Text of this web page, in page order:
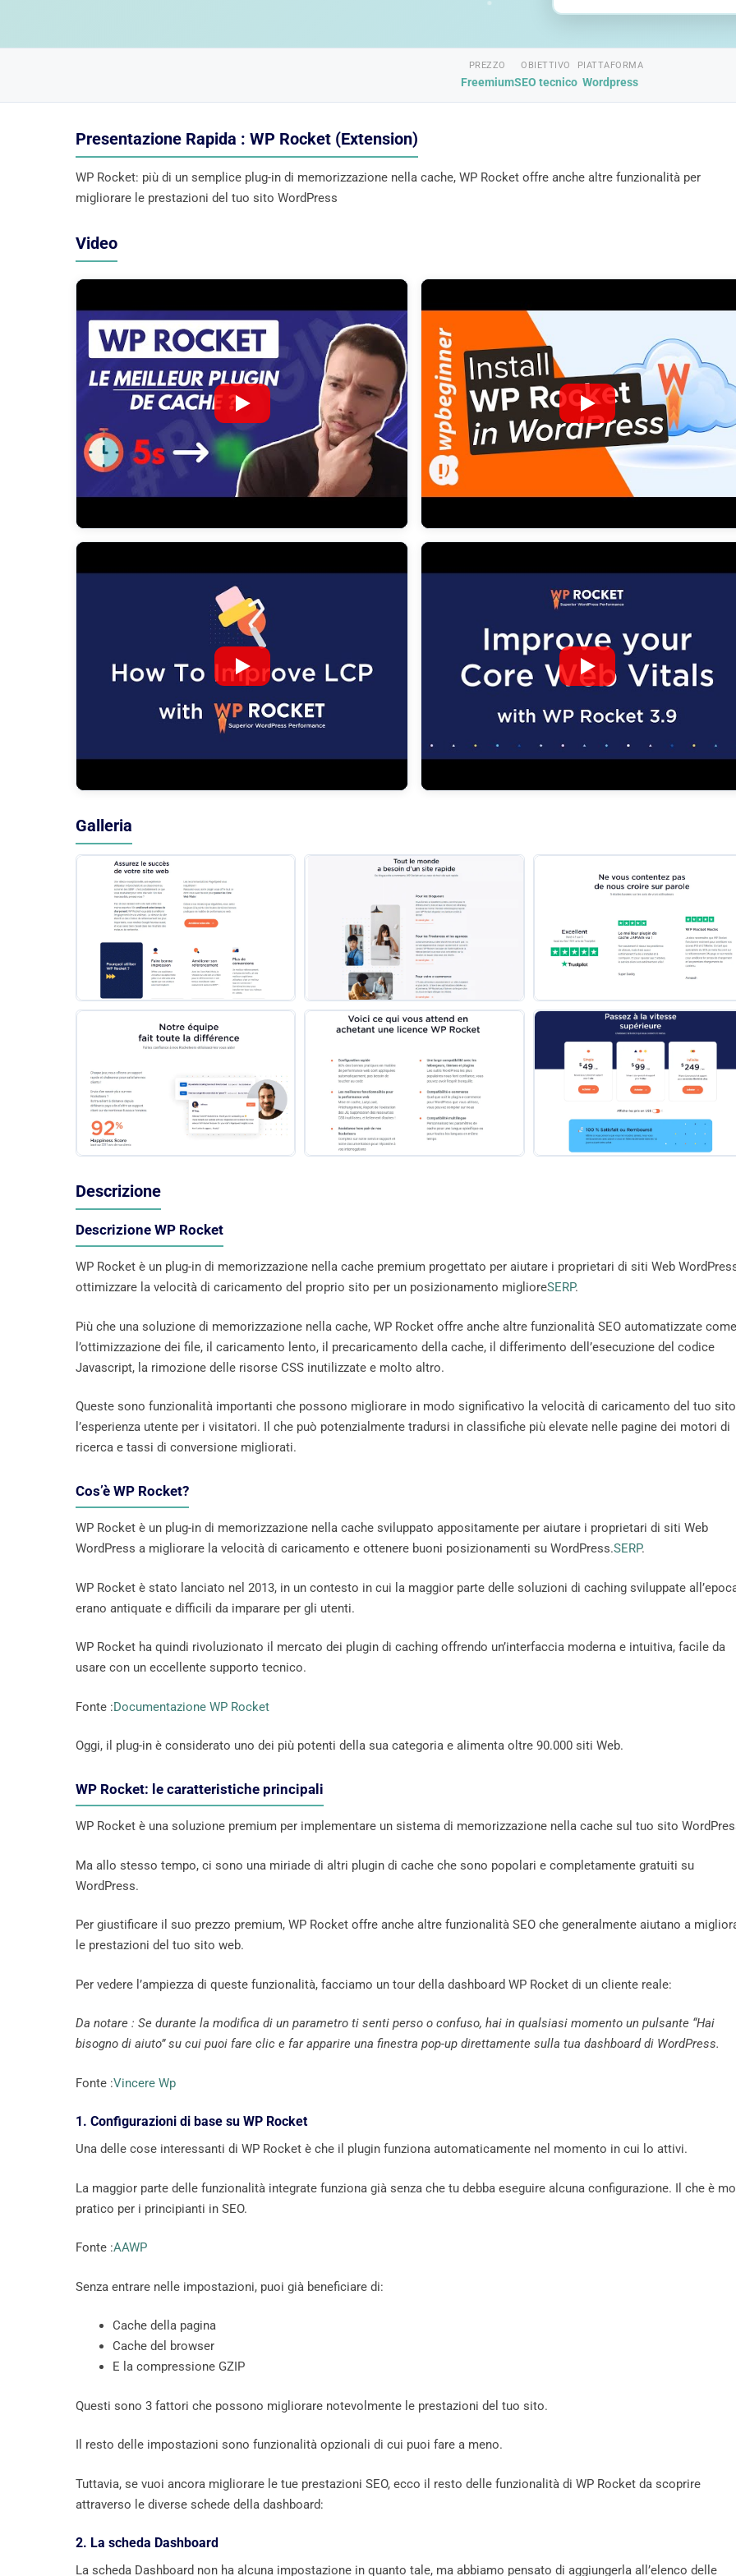
PREZZO
Freemium
OBIETTIVO
SEO tecnico
PIATTAFORMA
Wordpress
Presentazione Rapida : WP Rocket (Extension)
WP Rocket: più di un semplice plug-in di memorizzazione nella cache, WP Rocket offre anche altre funzionalità per
migliorare le prestazioni del tuo sito WordPress
Video
Galleria
Descrizione
Descrizione WP Rocket
WP Rocket è un plug-in di memorizzazione nella cache premium progettato per aiutare i proprietari di siti Web
ottimizzare la velocità di caricamento del proprio sito per un posizionamento miglioreSERP.
Più che una soluzione di memorizzazione nella cache, WP Rocket offre anche altre funzionalità SEO automatizzate come
l’ottimizzazione dei file, il caricamento lento, il precaricamento della cache, il differimento dell’esecuzione del codice
Javascript, la rimozione delle risorse CSS inutilizzate e molto altro.
Queste sono funzionalità importanti che possono migliorare in modo significativo la velocità di caricamento del tuo
l’esperienza utente per i visitatori. Il che può potenzialmente tradursi in classifiche più elevate nelle pagine dei motori di
ricerca e tassi di conversione migliorati.
Cos’è WP Rocket?
WP Rocket è un plug-in di memorizzazione nella cache sviluppato appositamente per aiutare i proprietari di siti Web
WordPress a migliorare la velocità di caricamento e ottenere buoni posizionamenti su WordPress.SERP.
WP Rocket è stato lanciato nel 2013, in un contesto in cui la maggior parte delle soluzioni di caching sviluppate
erano antiquate e difficili da imparare per gli utenti.
WP Rocket ha quindi rivoluzionato il mercato dei plugin di caching offrendo un’interfaccia moderna e intuitiva, facile da
usare con un eccellente supporto tecnico.
Fonte :Documentazione WP Rocket
Oggi, il plug-in è considerato uno dei più potenti della sua categoria e alimenta oltre 90.000 siti Web.
WP Rocket: le caratteristiche principali
WP Rocket è una soluzione premium per implementare un sistema di memorizzazione nella cache sul tuo sito
Ma allo stesso tempo, ci sono una miriade di altri plugin di cache che sono popolari e completamente gratuiti su
WordPress.
Per giustificare il suo prezzo premium, WP Rocket offre anche altre funzionalità SEO che generalmente aiutano a
le prestazioni del tuo sito web.
Per vedere l’ampiezza di queste funzionalità, facciamo un tour della dashboard WP Rocket di un cliente reale:
Da notare : Se durante la modifica di un parametro ti senti perso o confuso, hai in qualsiasi momento un pulsante “Hai
bisogno di aiuto” su cui puoi fare clic e far apparire una finestra pop-up direttamente sulla tua dashboard di WordPress.
Fonte :Vincere Wp
1. Configurazioni di base su WP Rocket
Una delle cose interessanti di WP Rocket è che il plugin funziona automaticamente nel momento in cui lo attivi.
La maggior parte delle funzionalità integrate funziona già senza che tu debba eseguire alcuna configurazione. Il che è
pratico per i principianti in SEO.
Fonte :AAWP
Senza entrare nelle impostazioni, puoi già beneficiare di:
Cache della pagina
Cache del browser
E la compressione GZIP
Questi sono 3 fattori che possono migliorare notevolmente le prestazioni del tuo sito.
Il resto delle impostazioni sono funzionalità opzionali di cui puoi fare a meno.
Tuttavia, se vuoi ancora migliorare le tue prestazioni SEO, ecco il resto delle funzionalità di WP Rocket da scoprire
attraverso le diverse schede della dashboard:
2. La scheda Dashboard
La scheda Dashboard non ha alcuna impostazione in quanto tale, ma abbiamo pensato di aggiungerla all’elenco delle